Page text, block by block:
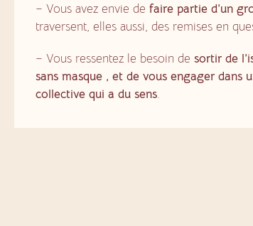
– Vous avez envie de faire partie d’un
traversent, elles aussi, des remises en
– Vous ressentez le besoin de sortir de
sans masque , et de vous engager dans
collective qui a du sens.